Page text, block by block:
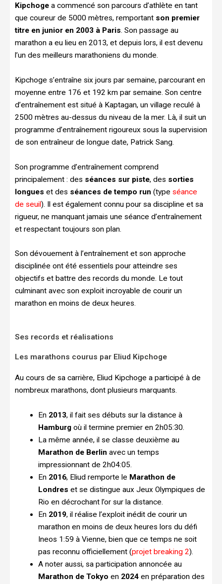
Kipchoge a commencé son parcours d’athlète en tant
que coureur de 5000 mètres, remportant son premier
titre en junior en 2003 à Paris. Son passage au
marathon a eu lieu en 2013, et depuis lors, il est devenu
l’un des meilleurs marathoniens du monde.
Kipchoge s’entraîne six jours par semaine, parcourant en
moyenne entre 176 et 192 km par semaine. Son centre
d’entraînement est situé à Kaptagan, un village reculé à
2500 mètres au-dessus du niveau de la mer. Là, il suit un
programme d’entraînement rigoureux sous la supervision
de son entraîneur de longue date, Patrick Sang.
Son programme d’entraînement comprend
principalement : des séances sur piste, des sorties
longues et des séances de tempo run (type séance
de seuil). Il est également connu pour sa discipline et sa
rigueur, ne manquant jamais une séance d’entraînement
et respectant toujours son plan.
Son dévouement à l’entraînement et son approche
disciplinée ont été essentiels pour atteindre ses
objectifs et battre des records du monde. Le tout
culminant avec son exploit incroyable de courir un
marathon en moins de deux heures.
Ses records et réalisations
Les marathons courus par Eliud Kipchoge
Au cours de sa carrière, Eliud Kipchoge a participé à de
nombreux marathons, dont plusieurs marquants.
En 2013, il fait ses débuts sur la distance à
Hamburgoù il termine premier en 2h05:30.
La même année, il se classe deuxième au
Marathon de Berlin avec un temps
impressionnant de 2h04:05.
En 2016, Eliud remporte le Marathon de
Londres et se distingue aux Jeux Olympiques de
Rio en décrochant l’or sur la distance.
En 2019, il réalise l’exploit inédit de courir un
marathon en moins de deux heures lors du défi
Ineos 1:59 à Vienne, bien que ce temps ne soit
pas reconnu officiellement (projet breaking 2).
A noter aussi, sa participation annoncée au
Marathon de Tokyo en 2024en préparation des